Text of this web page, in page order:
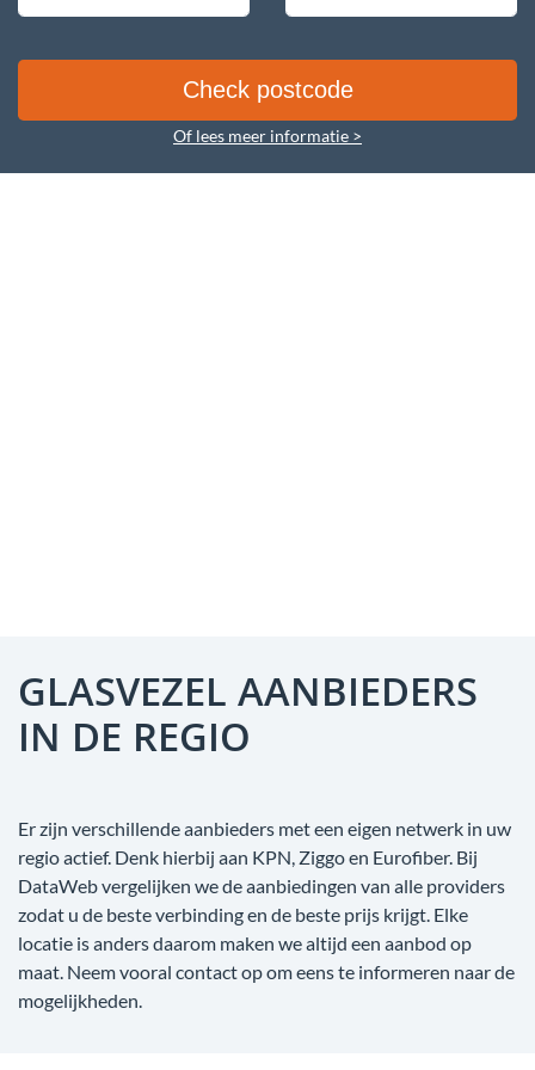
Of lees meer informatie >
GLASVEZEL AANBIEDERS
IN DE REGIO
Er zijn verschillende aanbieders met een eigen netwerk in uw
regio actief. Denk hierbij aan KPN, Ziggo en Eurofiber. Bij
DataWeb vergelijken we de aanbiedingen van alle providers
zodat u de beste verbinding en de beste prijs krijgt. Elke
locatie is anders daarom maken we altijd een aanbod op
maat. Neem vooral contact op om eens te informeren naar de
mogelijkheden.